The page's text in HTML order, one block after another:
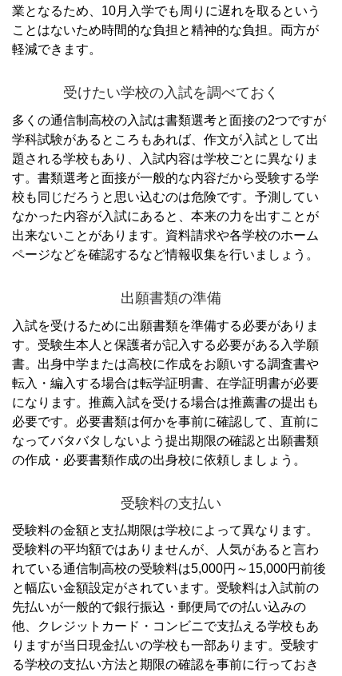
業となるため、10月入学でも周りに遅れを取るという
ことはないため時間的な負担と精神的な負担。両方が
軽減できます。
受けたい学校の入試を調べておく
多くの通信制高校の入試は書類選考と面接の2つですが
学科試験があるところもあれば、作文が入試として出
題される学校もあり、入試内容は学校ごとに異なりま
す。 書類選考と面接が一般的な内容だから受験する学
校も同じだろうと思い込むのは危険です。 予測してい
なかった内容が入試にあると、本来の力を出すことが
出来ないことがあります。 資料請求や各学校のホーム
ページなどを確認するなど情報収集を行いましょう。
出願書類の準備
入試を受けるために出願書類を準備する必要がありま
す。 受験生本人と保護者が記入する必要がある入学願
書。 出身中学または高校に作成をお願いする調査書や
転入・編入する場合は転学証明書、在学証明書が必要
になります。 推薦入試を受ける場合は推薦書の提出も
必要です。 必要書類は何かを事前に確認して、直前に
なってバタバタしないよう提出期限の確認と出願書類
の作成・必要書類作成の出身校に依頼しましょう。
受験料の支払い
受験料の金額と支払期限は学校によって異なります。
受験料の平均額ではありませんが、人気があると言わ
れている通信制高校の受験料は5,000円～15,000円前後
と幅広い金額設定がされています。 受験料は入試前の
先払いが一般的で銀行振込・郵便局での払い込みの
他、クレジットカード・コンビニで支払える学校もあ
りますが当日現金払いの学校も一部あります。 受験す
る学校の支払い方法と期限の確認を事前に行っておき